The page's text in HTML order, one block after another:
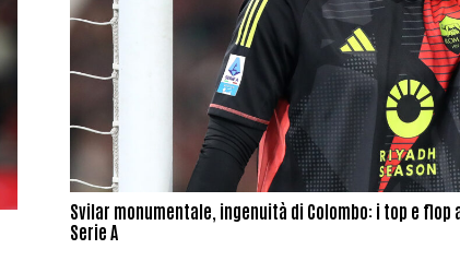
Svilar monumentale, ingenuità di Colombo: i top e
Serie A